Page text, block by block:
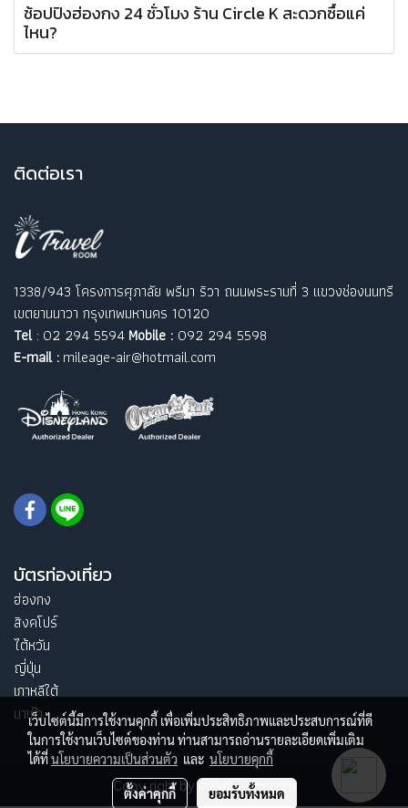
ช้อปปิงฮ่องกง 24 ชั่วโมง ร้าน Circle K สะดวกซื้อแค่
ไหน?
ติดต่อเรา
1338/943 โครงการศุภาลัย พรีมา ริวา ถนนพระรามที่ 3 แขวงช่องนนทรี
เขตยานนาวา กรุงเทพมหานคร 10120
Tel: 02 294 5594 Mobile : 092 294 5598
E-mail : mileage-air@hotmail.com
บัตรท่องเที่ยว
ฮ่องกง
สิงคโปร์
ไต้หวัน
ญี่ปุ่น
เกาหลีใต้
มาเก๊า
Copy right by itravelroom.com
เว็บไซต์นี้มีการใช้งานคุกกี้ เพื่อเพิ่มประสิทธิภาพและประสบการณ์ที่ดี
ในการใช้งานเว็บไซต์ของท่าน ท่านสามารถอ่านรายละเอียดเพิ่มเติม
ได้ที่นโยบายความเป็นส่วนตัว และ นโยบายคุกกี้
ตั้งค่าคุกกี้ ยอมรับทั้งหมด